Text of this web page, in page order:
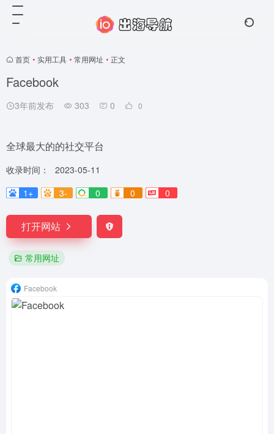
首页 • 实用工具 • 常用网址 • 正文
Facebook
3年前发布 303 0 0
全球最大的的社交平台
收录时间：
2023-05-11
1+
3- 0 0 0
打开网站
常用网址
Facebook